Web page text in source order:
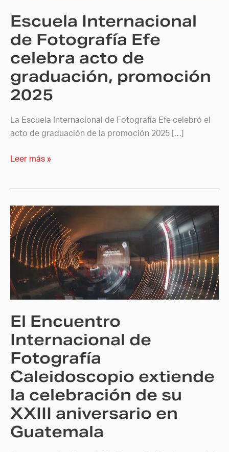
Escuela Internacional
de Fotografía Efe
celebra acto de
graduación, promoción
2025
La Escuela Internacional de Fotografía Efe celebró el
acto de graduación de la promoción 2025 […]
graduación,
2025
Leer más »
El Encuentro
Internacional de
Fotografía
Caleidoscopio extiende
la celebración de su
XXIII aniversario en
Guatemala
El
Encuentro
Internacional
de
Fotografía
Caleidoscopio
extiende
celebración
su
XXIII
aniversario
en
Guatemala